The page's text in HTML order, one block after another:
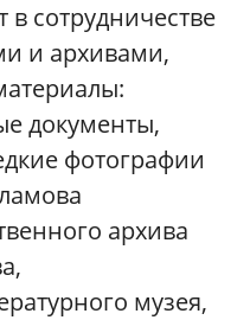
в сотрудничестве
и архивами,
документы,
фотографии
архива
музея,